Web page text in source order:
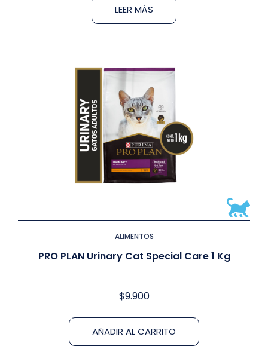
LEER MÁS
ALIMENTOS
PRO PLAN Urinary Cat Special Care 1 Kg
$9.900
AÑADIR AL CARRITO